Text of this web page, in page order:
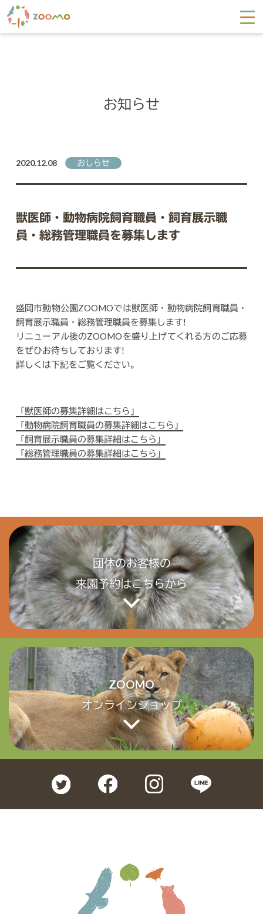
お知らせ
2020.12.08 おしらせ
獣医師・動物病院飼育職員・飼育展示職
員・総務管理職員を募集します
盛岡市動物公園ZOOMOでは獣医師・動物病院飼育職員・
飼育展示職員・総務管理職員を募集します!
リニューアル後のZOOMOを盛り上げてくれる方のご応募
をぜひお待ちしております!
詳しくは下記をご覧ください。
「獣医師の募集詳細はこちら」
「動物病院飼育職員の募集詳細はこちら」
「飼育展示職員の募集詳細はこちら」
「総務管理職員の募集詳細はこちら」
団体のお客様の
来園予約はこちらから
ZOOMO
オンラインショップ